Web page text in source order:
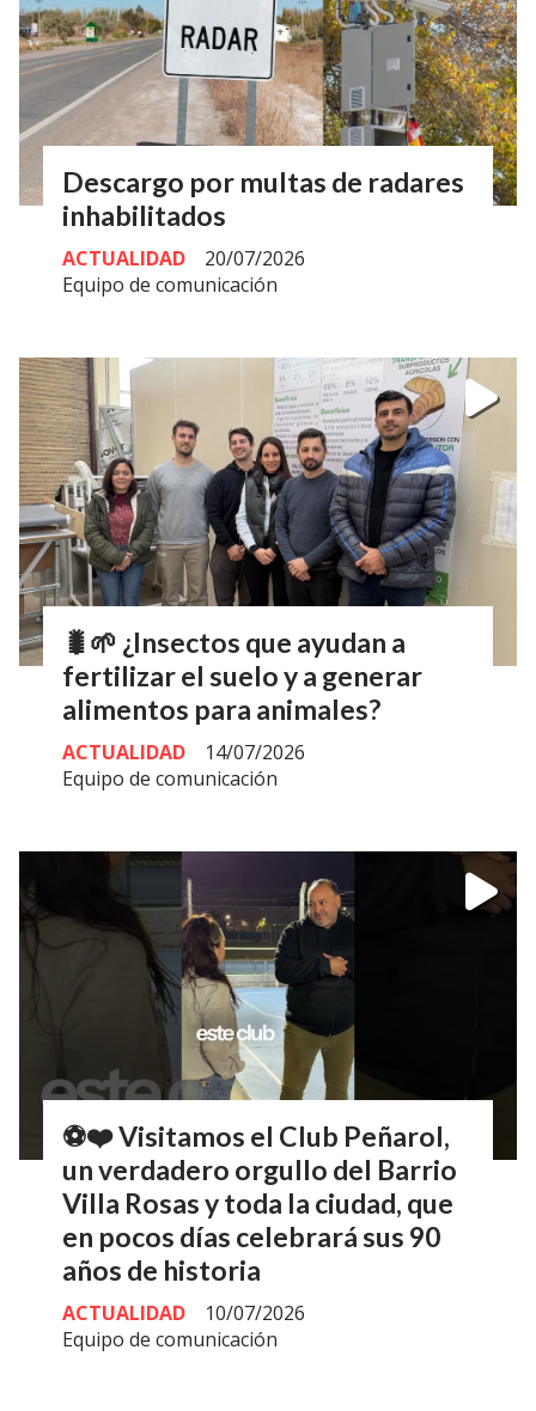
Descargo por multas de radares
inhabilitados
Equipo de comunicación
ACTUALIDAD 20/07/2026
🐛🌱 ¿Insectos que ayudan a
fertilizar el suelo y a generar
alimentos para animales?
Equipo de comunicación
ACTUALIDAD 14/07/2026
⚽❤️ Visitamos el Club Peñarol,
un verdadero orgullo del Barrio
Villa Rosas y toda la ciudad, que
en pocos días celebrará sus 90
años de historia
Equipo de comunicación
ACTUALIDAD 10/07/2026